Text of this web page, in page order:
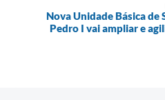
Nova Unidade Básica de
Pedro I vai ampliar e